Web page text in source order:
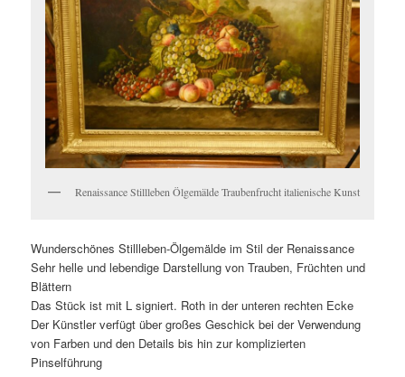
Renaissance Stillleben Ölgemälde Traubenfrucht italienische Kunst
Wunderschönes Stillleben-Ölgemälde im Stil der Renaissance
Sehr helle und lebendige Darstellung von Trauben, Früchten und
Blättern
Das Stück ist mit L signiert. Roth in der unteren rechten Ecke
Der Künstler verfügt über großes Geschick bei der Verwendung
von Farben und den Details bis hin zur komplizierten
Pinselführung